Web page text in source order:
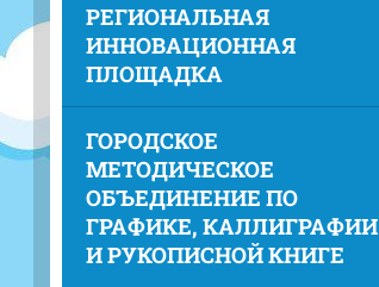
РЕГИОНАЛЬНАЯ
ИННОВАЦИОННАЯ
ПЛОЩАДКА
ГОРОДСКОЕ
МЕТОДИЧЕСКОЕ
ОБЪЕДИНЕНИЕ ПО
ГРАФИКЕ, КАЛЛИГРАФИИ
И РУКОПИСНОЙ КНИГЕ